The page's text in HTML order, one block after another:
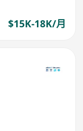
$15K-18K/月